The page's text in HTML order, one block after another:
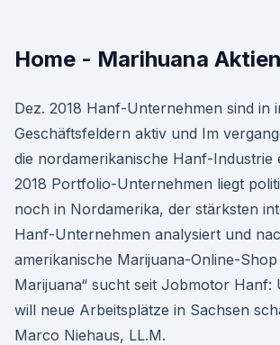
Home - Marihuana Aktien
Dez. 2018 Hanf-Unternehmen sind in
Geschäftsfeldern aktiv und Im
die nordamerikanische Hanf-Industrie
2018 Portfolio-Unternehmen liegt
noch in Nordamerika, der stärksten
Hanf-Unternehmen analysiert und
amerikanische Marijuana-Online-Shop
Marijuana“ sucht seit Jobmotor Hanf:
will neue Arbeitsplätze in Sachsen
Marco Niehaus, LL.M.